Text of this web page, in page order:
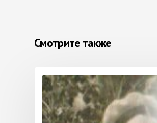
Смотрите также